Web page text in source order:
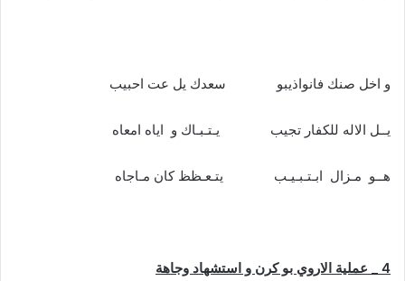
و اخل صنك فانواذيبو سعدك يل عت احبيب
يــل الاله للكفار تجيب يـتـبـاك و اياه امعاه
هــو مـزال ابـتـبـيـب يتـعـظظ كان مـاجاه
4 _ عملية الاروي بو كرن و استشهاد وجاهة